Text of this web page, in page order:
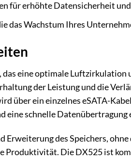
für erhöhte Datensicherheit
das Wachstum Ihres
eine optimale Luftzirkulation
der Leistung und die
über ein einzelnes eSATA-
eine schnelle Datenübertragung
des Speichers, ohne
Produktivität. Die DX525 ist